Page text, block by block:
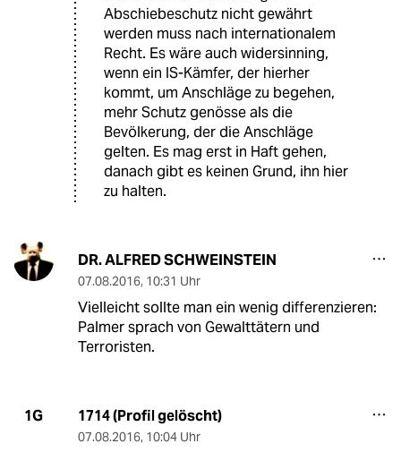
Abschiebeschutz nicht gewährt
werden muss nach internationalem
Recht. Es wäre auch widersinning,
wenn ein IS-Kämfer, der hierher
kommt, um Anschläge zu begehen,
mehr Schutz genösse als die
Bevölkerung, der die Anschläge
gelten. Es mag erst in Haft gehen,
danach gibt es keinen Grund, ihn hier
zu halten.
DR. ALFRED SCHWEINSTEIN
07.08.2016, 10:31 Uhr
Vielleicht sollte man ein wenig differenzieren:
Palmer sprach von Gewalttätern und
Terroristen.
1G 1714 (Profil gelöscht)
07.08.2016, 10:04 Uhr